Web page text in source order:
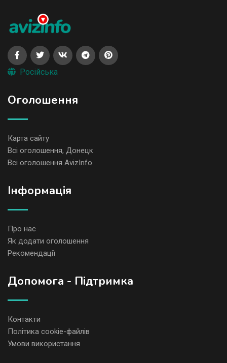
Російська
Оголошення
Карта сайту
Всі оголошення, Донецк
Всі оголошення AvizInfo
Iнформація
Про нас
Як додати оголошення
Рекомендації
Допомога - Підтримка
Контакти
Політика cookie-файлів
Умови використання